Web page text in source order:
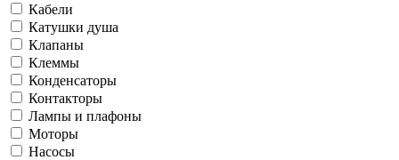
Кабели
Катушки душа
Клапаны
Клеммы
Конденсаторы
Контакторы
Лампы и плафоны
Моторы
Насосы